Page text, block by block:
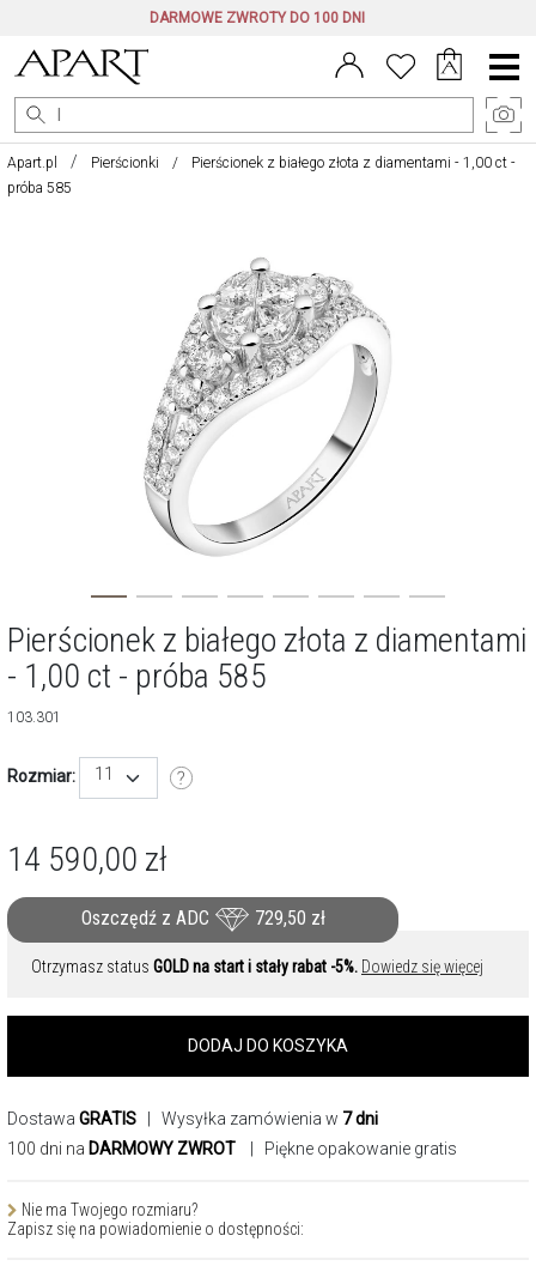
DARMOWE ZWROTY DO 100 DNI
Menu
główne
Apart.pl Pierścionki
Pierścionek z białego złota z diamentami - 1,00 ct -
próba 585
Pierścionek z białego złota z diamentami
- 1,00 ct - próba 585
103.301
Rozmiar: 11
14 590,00 zł
Oszczędź z ADC 729,50 zł
Otrzymasz status GOLD na start i stały rabat -5%. Dowiedz się więcej
DODAJ DO KOSZYKA
Dostawa GRATIS | Wysyłka zamówienia w 7 dni
100 dni na DARMOWY ZWROT | Piękne opakowanie gratis
Nie ma Twojego rozmiaru?
Zapisz się na powiadomienie o dostępności: